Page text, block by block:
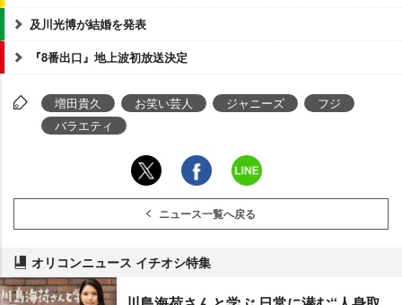
及川光博が結婚を発表
『8番出口』地上波初放送決定
増田貴久 お笑い芸人 ジャニーズ
フジ
バラエティ
ニュース一覧へ戻る
オリコンニュース イチオシ特集